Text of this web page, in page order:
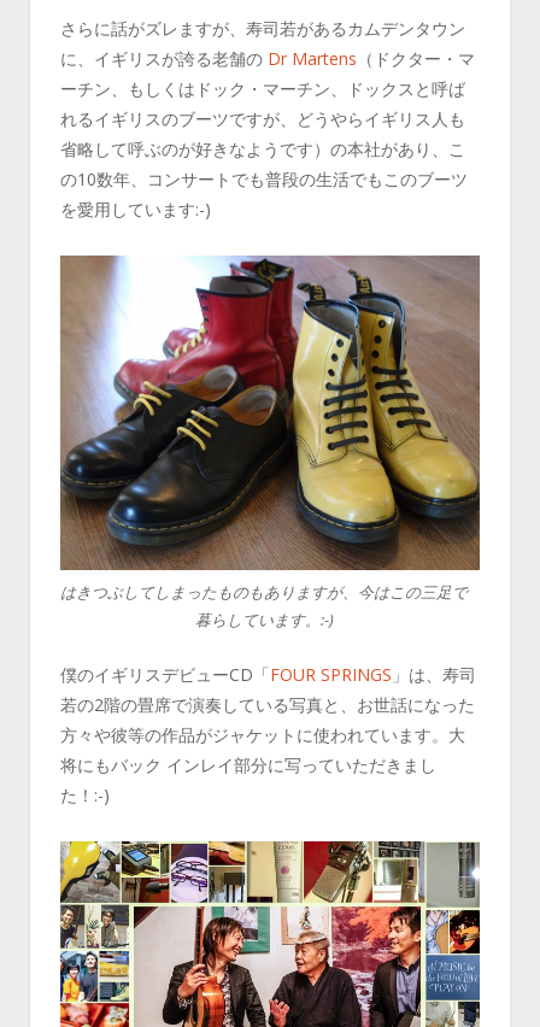
さらに話がズレますが、寿司若があるカムデンタウン
に、イギリスが誇る老舗の Dr Martens （ドクター・マ
ーチン、もしくはドック・マーチン、ドックスと呼ば
れるイギリスのブーツですが、どうやらイギリス人も
省略して呼ぶのが好きなようです）の本社があり、こ
の10数年、コンサートでも普段の生活でもこのブーツ
を愛用しています:-)
はきつぶしてしまったものもありますが、今はこの三足で
暮らしています。:-)
僕のイギリスデビューCD「FOUR SPRINGS 」は、寿司
若の2階の畳席で演奏している写真と、お世話になった
方々や彼等の作品がジャケットに使われています。大
将にもバック インレイ部分に写っていただきまし
た！:-)